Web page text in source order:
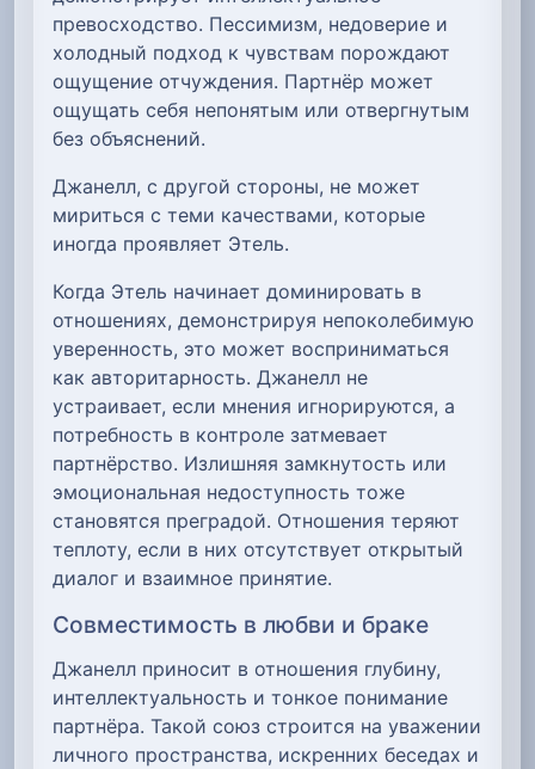
превосходство. Пессимизм, недоверие и
холодный подход к чувствам порождают
ощущение отчуждения. Партнёр может
ощущать себя непонятым или отвергнутым
без объяснений.
Джанелл, с другой стороны, не может
мириться с теми качествами, которые
иногда проявляет Этель.
Когда Этель начинает доминировать в
отношениях, демонстрируя непоколебимую
уверенность, это может восприниматься
как авторитарность. Джанелл не
устраивает, если мнения игнорируются, а
потребность в контроле затмевает
партнёрство. Излишняя замкнутость или
эмоциональная недоступность тоже
становятся преградой. Отношения теряют
теплоту, если в них отсутствует открытый
диалог и взаимное принятие.
Совместимость в любви и браке
Джанелл приносит в отношения глубину,
интеллектуальность и тонкое понимание
партнёра. Такой союз строится на уважении
личного пространства, искренних беседах и